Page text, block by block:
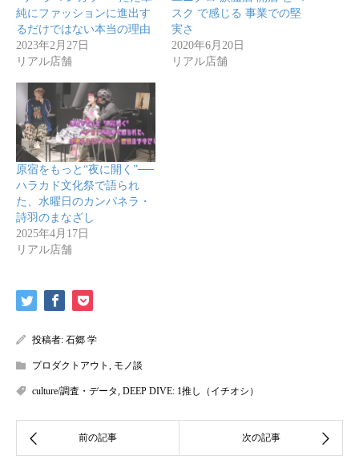
純にファッションに進出す
るだけではない本当の理由
2023年2月27日
リアル店舗
スク で感じる 事業での堅
実さ
2020年6月20日
リアル店舗
原宿をもっと“夜に開く”──
ハラカド文化祭で語られ
た、水曜日のカンパネラ・
詩羽のまなざし
2025年4月17日
リアル店舗
投稿者: 石郷 学
プロダクトアウト , モノ談
culture/調査・データ, DEEP DIVE: 1推し（イチオシ）